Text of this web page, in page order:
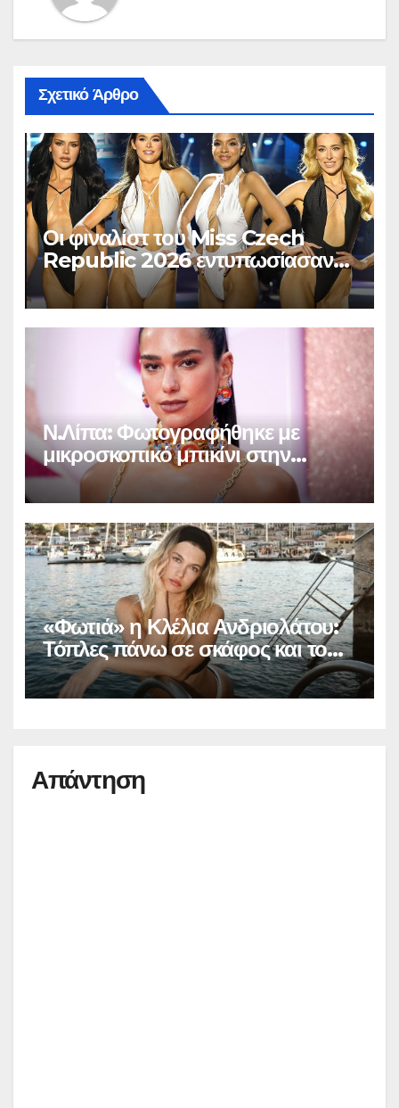
Σχετικό Άρθρο
Οι φιναλίστ του Miss Czech
Republic 2026 εντυπωσίασαν
στο Χ
Ν.Λίπα: Φωτογραφήθηκε με
μικροσκοπικό μπικίνι στην
Βραζιλία και «έριξε» το
Instagram (φωτο)
«Φωτιά» η Κλέλια Ανδριολάτου:
Τόπλες πάνω σε σκάφος και το
Instagram… παραληρεί
Απάντηση